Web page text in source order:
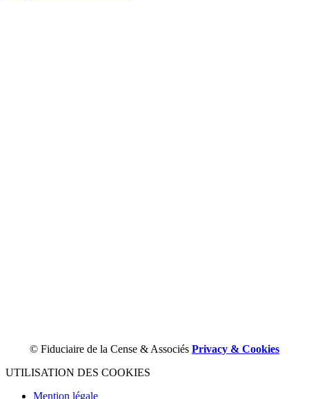
© Fiduciaire de la Cense & Associés Privacy & Cookies
UTILISATION DES COOKIES
Mention légale